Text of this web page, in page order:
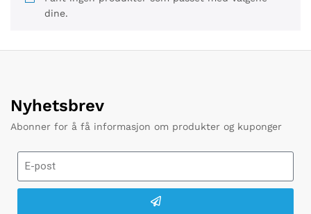
dine.
Nyhetsbrev
Abonner for å få informasjon om produkter og kuponger